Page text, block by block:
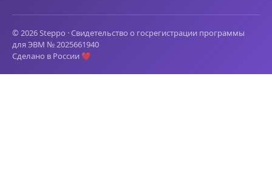
© 2026 Steppo · Свидетельство о госрегистрации программы
для ЭВМ № 2025661940
Сделано в России ❤️